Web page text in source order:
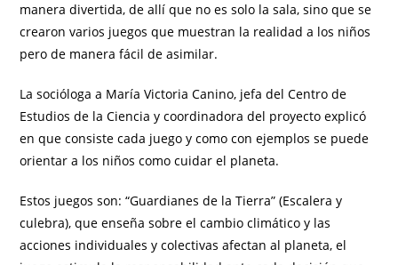
manera divertida, de allí que no es solo la sala, sino que se
crearon varios juegos que muestran la realidad a los niños
pero de manera fácil de asimilar.
La socióloga a María Victoria Canino, jefa del Centro de
Estudios de la Ciencia y coordinadora del proyecto explicó
en que consiste cada juego y como con ejemplos se puede
orientar a los niños como cuidar el planeta.
Estos juegos son: “Guardianes de la Tierra” (Escalera y
culebra), que enseña sobre el cambio climático y las
acciones individuales y colectivas afectan al planeta, el